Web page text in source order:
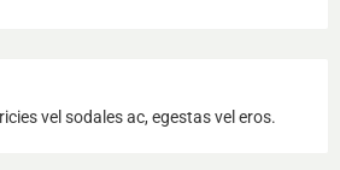
vel sodales ac, egestas vel eros.